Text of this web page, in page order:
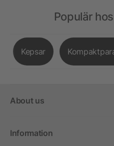
Populär
Kepsar
About us
Information